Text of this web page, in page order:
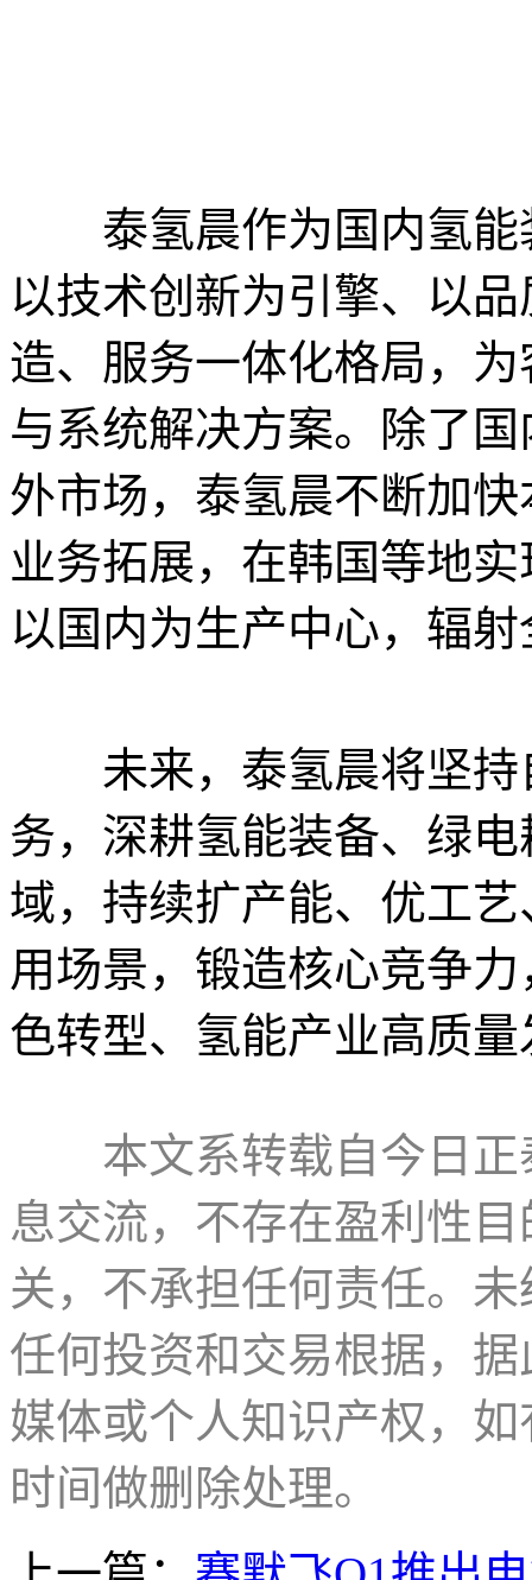
泰氢晨作为国内氢能
以技术创新为引擎、以
造、服务一体化格局，
与系统解决方案。除了
外市场，泰氢晨不断加
业务拓展，在韩国等地
以国内为生产中心，辐
未来，泰氢晨将坚持
务，深耕氢能装备、绿
域，持续扩产能、优工
用场景，锻造核心竞争
色转型、氢能产业高质
本文系转载自今日
息交流，不存在盈利性
关，不承担任何责任。
任何投资和交易根据，
媒体或个人知识产权，
时间做删除处理。